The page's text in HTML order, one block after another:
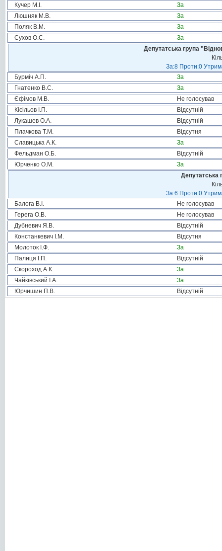
Кучер М.І.
За
Люшняк М.В.
За
Поляк В.М.
За
Сухов О.С.
За
Депутатська група
За:8 Проти:0
Бурміч А.П.
За
Гнатенко В.С.
За
Єфімов М.В.
Не голосував
Кісільов І.П.
Відсутній
Лукашев О.А.
Відсутній
Плачкова Т.М.
Відсутня
Славицька А.К.
За
Фельдман О.Б.
Відсутній
Юрченко О.М.
За
Депутатська
За:6 Проти:0
Балога В.І.
Не голосував
Герега О.В.
Не голосував
Дубневич Я.В.
Відсутній
Констанкевич І.М.
Відсутня
Молоток І.Ф.
За
Палиця І.П.
Відсутній
Скороход А.К.
За
Чайківський І.А.
За
Юрчишин П.В.
Відсутній